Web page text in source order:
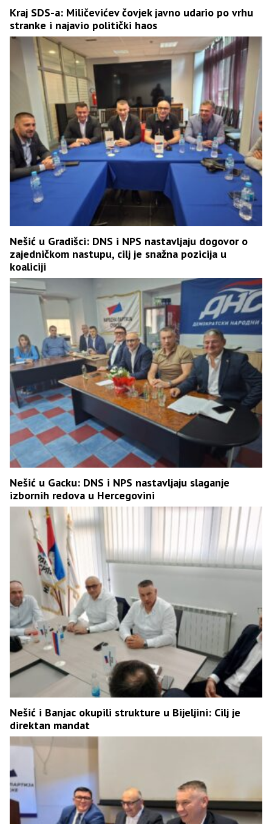
Kraj SDS-a: Miličevićev čovjek javno udario po vrhu
stranke i najavio politički haos
Nešić u Gradišci: DNS i NPS nastavljaju dogovor o
zajedničkom nastupu, cilj je snažna pozicija u
koaliciji
Nešić u Gacku: DNS i NPS nastavljaju slaganje
izbornih redova u Hercegovini
Nešić i Banjac okupili strukture u Bijeljini: Cilj je
direktan mandat